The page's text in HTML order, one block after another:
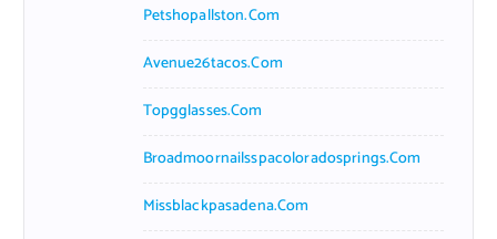
Petshopallston.com
Avenue26tacos.com
Topgglasses.com
Broadmoornailsspacoloradosprings.com
Missblackpasadena.com